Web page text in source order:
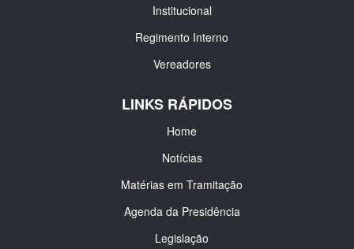
Institucional
Regimento Interno
Vereadores
LINKS RÁPIDOS
Home
Notícias
Matérias em Tramitação
Agenda da Presidência
Legislação